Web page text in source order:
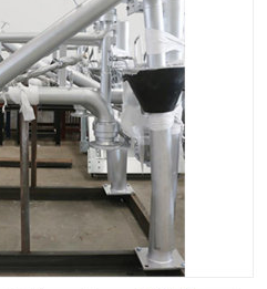
潜油泵鹤管
输油臂
汽车鹤管